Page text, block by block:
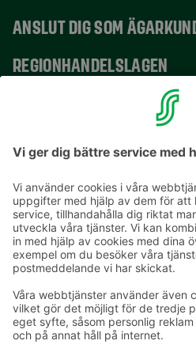
ANSLUT DIG SOM
REGIONHANDELSLAGEN
VERKSAMHETSSTÄLLEN
E-postadresser i S-gruppen
förnamn.släktnamn@sok.fi
Följ oss: